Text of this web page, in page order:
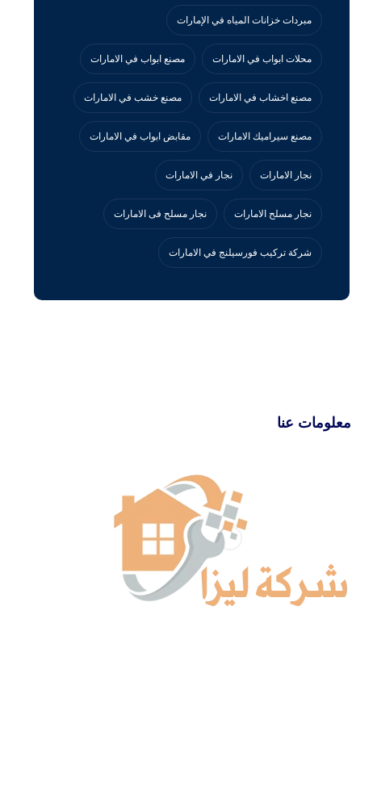
مبردات خزانات المياه في الإمارات
محلات ابواب في الامارات مصنع ابواب في الامارات
مصنع اخشاب في الامارات مصنع خشب في الامارات
مصنع سيراميك الامارات مقابض ابواب في الامارات
نجار الامارات نجار في الامارات
نجار مسلح الامارات نجار مسلح فى الامارات
‏شركة تركيب فورسيلنج في الامارات
معلومات عنا